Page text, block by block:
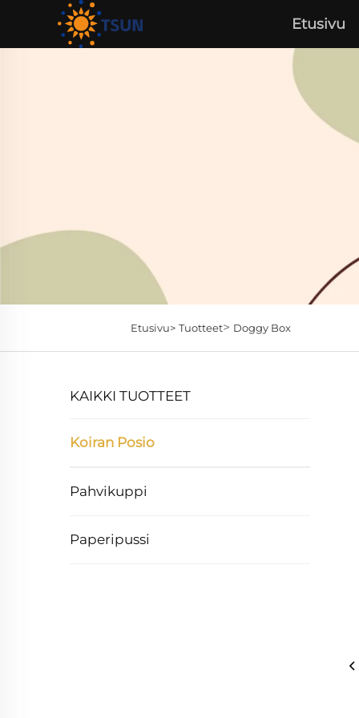
Etusivu
Etusivu> Tuotteet> Doggy Box
KAIKKI TUOTTEET
Koiran Posio
Pahvikuppi
Paperipussi